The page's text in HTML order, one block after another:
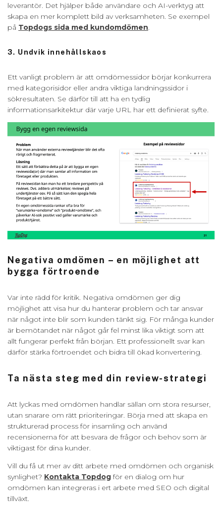
leverantör. Det hjälper både användare och AI-verktyg att
skapa en mer komplett bild av verksamheten. Se exempel
på Topdogs sida med kundomdömen.
3. Undvik innehållskaos
Ett vanligt problem är att omdömessidor börjar konkurrera
med kategorisidor eller andra viktiga landningssidor i
sökresultaten. Se därför till att ha en tydlig
informationsarkitektur där varje URL har ett definierat syfte.
Negativa omdömen – en möjlighet att
bygga förtroende
Var inte rädd för kritik. Negativa omdömen ger dig
möjlighet att visa hur du hanterar problem och tar ansvar
när något inte blir som kunden tänkt sig. För många kunder
är bemötandet när något går fel minst lika viktigt som att
allt fungerar perfekt från början. Ett professionellt svar kan
därför stärka förtroendet och bidra till ökad konvertering.
Ta nästa steg med din review-strategi
Att lyckas med omdömen handlar sällan om stora resurser,
utan snarare om rätt prioriteringar. Börja med att skapa en
strukturerad process för insamling och använd
recensionerna för att besvara de frågor och behov som är
viktigast för dina kunder.
Vill du få ut mer av ditt arbete med omdömen och organisk
synlighet? Kontakta Topdogför en dialog om hur
omdömen kan integreras i ert arbete med SEO och digital
tillväxt.